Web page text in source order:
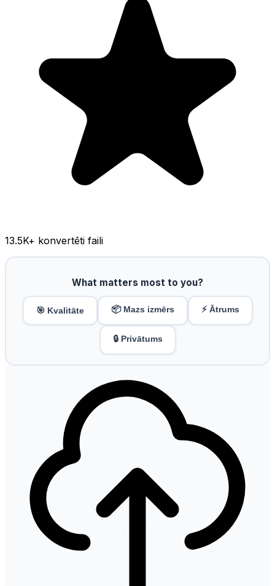
13.5K+ konvertēti faili
What matters most to you?
🎯 Kvalitāte 📦 Mazs izmērs ⚡ Ātrums
🔒 Privātums